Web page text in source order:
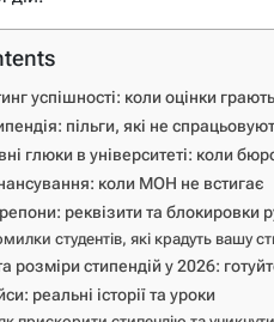
успішності: коли оцінки
пільги, які не
глюки в університеті: коли
коли МОН не встигає
реквізити та блокировки
студентів, які крадуть вашу
розміри стипендій у 2026:
реальні історії та уроки